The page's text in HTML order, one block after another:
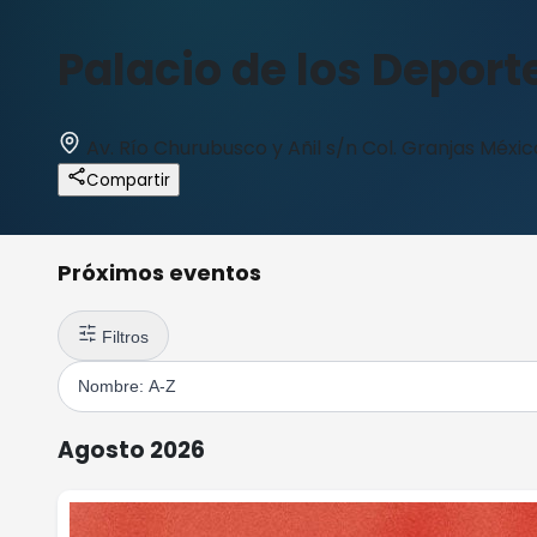
Palacio de los
Av. Río Churubusco y Añil s/n Col. Granjas
Compartir
Próximos eventos
Filtros
Agosto 2026